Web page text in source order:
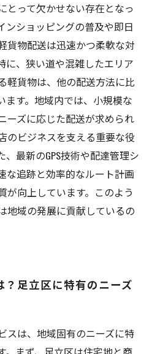
とって欠かせない存在となっ
ンショッピングの普及や即日
貨物配送は迅速かつ柔軟な対
に、狭い道や混雑したエリア
軽貨物は、他の配送方法に比
ます。地域内では、小規模な
ーズに応じた配送が求められ
のビジネスを支える重要な役
最新のGPS技術や配達管理シ
な追跡と効率的なルート計画
が向上しています。このよう
地域の発展に貢献しているの
足立区に特有のニーズ
スは、地域固有のニーズに特